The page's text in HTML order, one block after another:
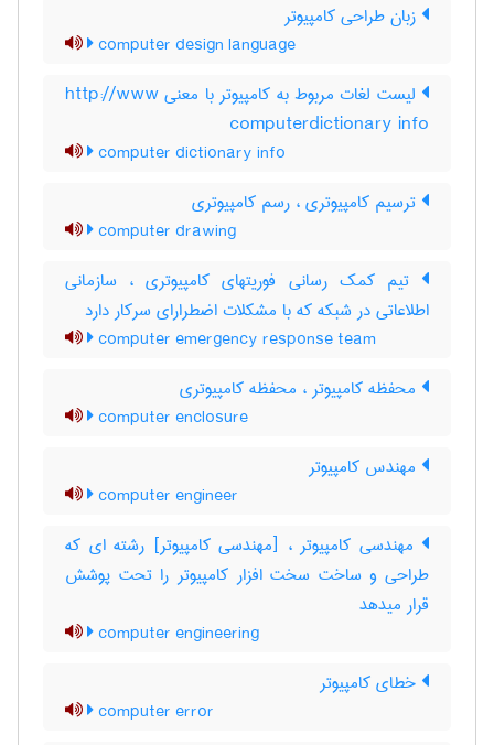
زبان طراحی کامپیوتر
computer design language
لیست لغات مربوط به کامپیوتر با معنی http://www
computerdictionary info
computer dictionary info
ترسیم کامپیوتری ، رسم کامپیوتری
computer drawing
تیم کمک رسانی فوریتهای کامپیوتری ، سازمانی
اطلاعاتی در شبکه که با مشکلات اضطرارای سرکار دارد
computer emergency response team
محفظه کامپیوتر ، محفظه کامپیوتری
computer enclosure
مهندس کامپیوتر
computer engineer
مهندسی کامپیوتر ، [مهندسی کامپیوتر] رشته ای که
طراحی و ساخت سخت افزار کامپیوتر را تحت پوشش
قرار میدهد
computer engineering
خطای کامپیوتر
computer error